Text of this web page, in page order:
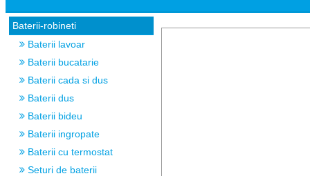
Baterii-robineti
Baterii lavoar
Baterii bucatarie
Baterii cada si dus
Baterii dus
Baterii bideu
Baterii ingropate
Baterii cu termostat
Seturi de baterii